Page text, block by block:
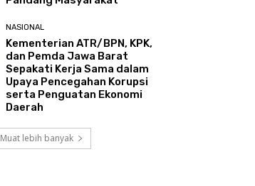
NASIONAL
Kementerian ATR/BPN, KPK,
dan Pemda Jawa Barat
Sepakati Kerja Sama dalam
Upaya Pencegahan Korupsi
serta Penguatan Ekonomi
Daerah
Muat lebih banyak